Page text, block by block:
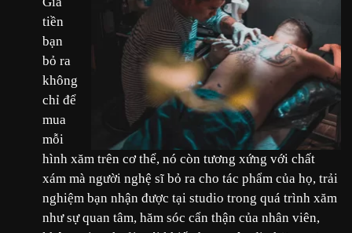
tiền
bạn
bỏ ra
không
chỉ để
mua
mỗi
hình xăm trên cơ thể, nó còn tương xứng với chất
xám mà người nghệ sĩ bỏ ra cho tác phẩm của họ, trải
nghiệm bạn nhận được tại studio trong quá trình xăm
như sự quan tâm, hăm sóc cẩn thận của nhân viên,